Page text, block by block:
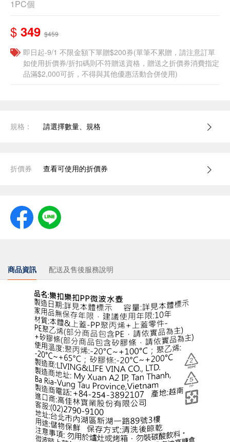
1PC個
$ 349 $459
即日起-9/1 不限金額下單贈$200券(單筆不累贈，請注意訂單
如使用折價券/折扣碼則不符贈送資格，贈送之折價券消費指定
品滿$2,000可折，不得與其他優惠活動合併使用)
規格： 請選擇數量、規格
折價券 查看可使用的折價券
商品資訊 配送及售後服務說明